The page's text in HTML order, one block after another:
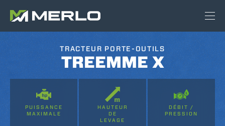
TRACTEUR PORTE-OUTILS
TREEMME X
PUISSANCE
MAXIMALE
HAUTEUR
DE
LEVAGE
DÉBIT /
PRESSION